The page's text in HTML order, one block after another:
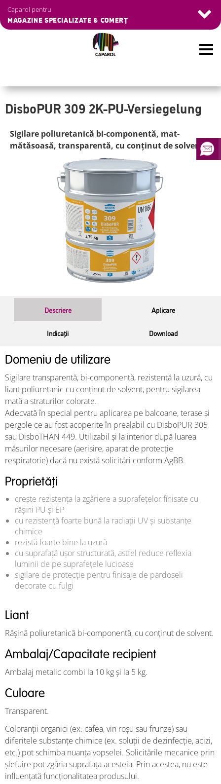
Skip
main
Caparol pentru
MAGAZINE SPECIALIZATE & COMERȚ
Navigation
überspringen
DisboPUR 309 2K-PU-Versiegelung
Sigilare poliuretanică bi-componentă, mat-
mătăsoasă, transparentă, cu conținut de solvent
Descriere Aplicare
Indicații Download
Domeniu de utilizare
Sigilare transparentă, bi-componentă, rezistentă la uzură, cu
liant poliuretanic cu conținut de solvent, pentru sigilarea
mată a straturilor colorate.
Adecvată în special pentru aplicarea pe balcoane, terase și
pergole ce au fost acoperite în prealabil cu DisboPUR 305
sau DisboTHAN 449. Utilizabil și la interior după luarea
măsurilor necesare (aerisire, aparat de protecție
respiratorie) dacă nu există solicitări conform AgBB.
Proprietăți
crește rezistența la zgâriere a suprafețelor finisate cu
rășini PU și EP
cu rezistență foarte bună la radiații UV și substanțe
chimice
rezistă foarte bine la uzură
cu suprafață ușor structurată, astfel reduce reflexia
luminii de pe suprafețele lucioase
sigilare de protecție pentru finisaje de pardoseli
decorate cu fulgi
Liant
Rășină poliuretanică bi-componentă, cu conținut de solvent.
Ambalaj/Capacitate recipient
Ambalaj metalic combi la 10 kg și la 5 kg.
Culoare
Transparent.
Coloranții organici (ex. cafea, vin roșu sau frunze) sau
diferitele substanțe chimice (ex. soluții de dezinfecție, acizi,
etc.) pot schimba nuanța vopselei. Solicitările mecanice prin
șlefuire pot zgâria suprafața acesteia. Prin acestea, nu este
influențată funcționalitatea produsului.